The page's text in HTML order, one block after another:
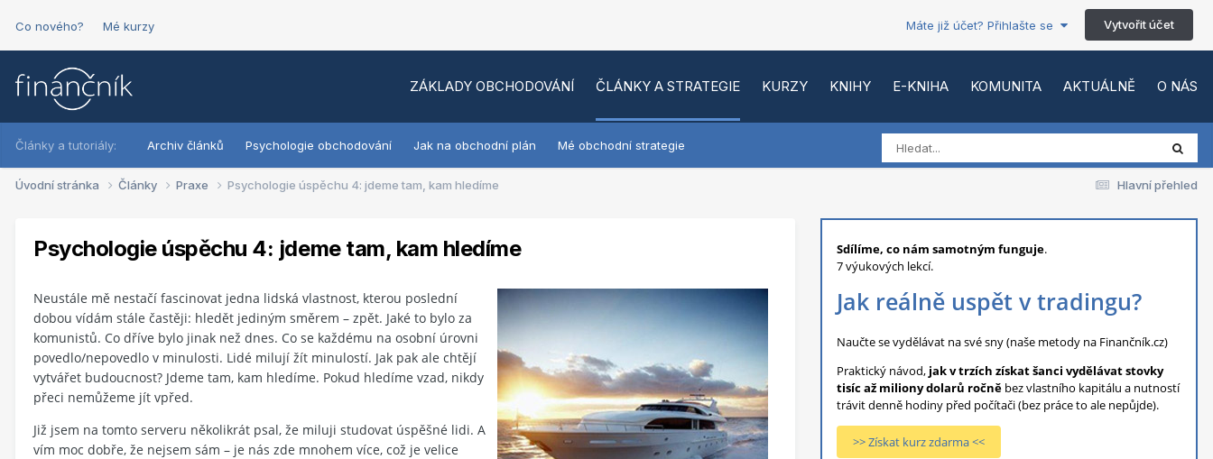
Co nového? Mé kurzy Máte již účet? Přihlašte se Vytvořit účet
ZÁKLADY OBCHODOVÁNÍ ČLÁNKY A STRATEGIE KURZY KNIHY E-KNIHA KOMUNITA AKTUÁLNĚ O NÁS
Články a tutoriály: Archiv článků Psychologie obchodování Jak na obchodní plán Mé obchodní strategie
Hlavní přehled
Úvodní stránka Články Praxe Psychologie úspěchu 4: jdeme tam, kam hledíme
Psychologie úspěchu 4: jdeme tam, kam hledíme
Neustále mě nestačí fascinovat jedna lidská vlastnost, kterou poslední
dobou vídám stále častěji: hledět jediným směrem – zpět. Jaké to bylo za
komunistů. Co dříve bylo jinak než dnes. Co se každému na osobní úrovni
povedlo/nepovedlo v minulosti. Lidé milují žít minulostí. Jak pak ale chtějí
vytvářet budoucnost? Jdeme tam, kam hledíme. Pokud hledíme vzad, nikdy
přeci nemůžeme jít vpřed.
Již jsem na tomto serveru několikrát psal, že miluji studovat úspěšné lidi. A
vím moc dobře, že nejsem sám – je nás zde mnohem více, což je velice
Sdílíme, co nám samotným funguje.
7 výukových lekcí.
Jak reálně uspět v tradingu?
Naučte se vydělávat na své sny (naše metody na Finančník.cz)
Praktický návod, jak v trzích získat šanci vydělávat stovky
tisíc až miliony dolarů ročněbez vlastního kapitálu a nutností
trávit denně hodiny před počítači (bez práce to ale nepůjde).
>> Získat kurz zdarma <<